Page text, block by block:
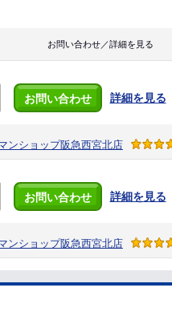
お問い合わせ／詳細を見る
お問い合わせ 詳細を見る
ンショップ阪急西宮北店
お問い合わせ 詳細を見る
ンショップ阪急西宮北店